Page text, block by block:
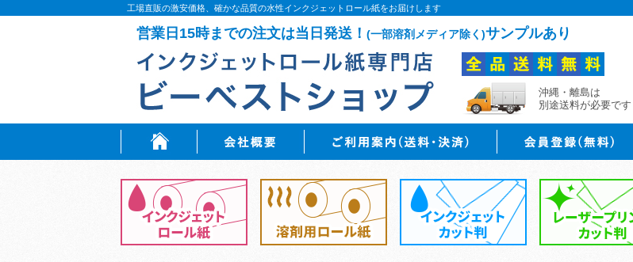
工場直販の激安価格、確かな品質の水性インクジェットロール紙をお届けします
営業日15時までの注文は当日発送！ (一部溶剤メディア除く)サンプルあり
沖縄・離島は
別途送料が必要です